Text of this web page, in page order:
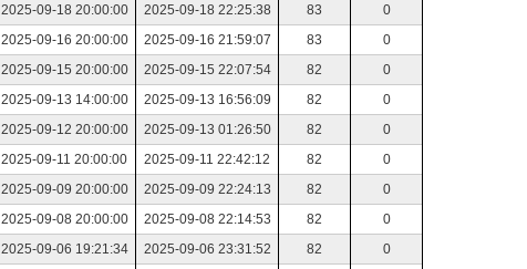
2025-09-18 20:00:00 2025-09-18 22:25:38 83
0
2025-09-16 20:00:00 2025-09-16 21:59:07 83
0
2025-09-15 20:00:00 2025-09-15 22:07:54 82
0
2025-09-13 14:00:00 2025-09-13 16:56:09 82
0
2025-09-12 20:00:00 2025-09-13 01:26:50 82
0
2025-09-11 20:00:00 2025-09-11 22:42:12 82
0
2025-09-09 20:00:00 2025-09-09 22:24:13 82
0
2025-09-08 20:00:00 2025-09-08 22:14:53 82
0
2025-09-06 19:21:34 2025-09-06 23:31:52 82
0